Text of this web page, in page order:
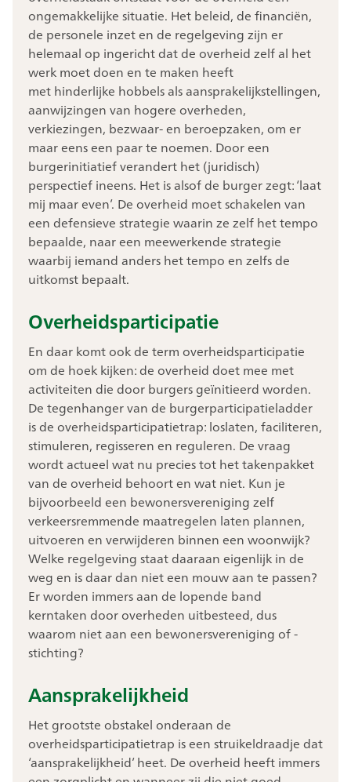
ongemakkelijke situatie. Het beleid, de financiën,
de personele inzet en de regelgeving zijn er
helemaal op ingericht dat de overheid zelf al het
werk moet doen en te maken heeft
met hinderlijke hobbels als aansprakelijkstellingen,
aanwijzingen van hogere overheden,
verkiezingen, bezwaar- en beroepzaken, om er
maar eens een paar te noemen. Door een
burgerinitiatief verandert het (juridisch)
perspectief ineens. Het is alsof de burger zegt: ‘laat
mij maar even’. De overheid moet schakelen van
een defensieve strategie waarin ze zelf het tempo
bepaalde, naar een meewerkende strategie
waarbij iemand anders het tempo en zelfs de
uitkomst bepaalt.
Overheidsparticipatie
En daar komt ook de term overheidsparticipatie
om de hoek kijken: de overheid doet mee met
activiteiten die door burgers geïnitieerd worden.
De tegenhanger van de burgerparticipatieladder
is de overheidsparticipatietrap: loslaten, faciliteren,
stimuleren, regisseren en reguleren. De vraag
wordt actueel wat nu precies tot het takenpakket
van de overheid behoort en wat niet. Kun je
bijvoorbeeld een bewonersvereniging zelf
verkeersremmende maatregelen laten plannen,
uitvoeren en verwijderen binnen een woonwijk?
Welke regelgeving staat daaraan eigenlijk in de
weg en is daar dan niet een mouw aan te passen?
Er worden immers aan de lopende band
kerntaken door overheden uitbesteed, dus
waarom niet aan een bewonersvereniging of -
stichting?
Aansprakelijkheid
Het grootste obstakel onderaan de
overheidsparticipatietrap is een struikeldraadje dat
‘aansprakelijkheid’ heet. De overheid heeft immers